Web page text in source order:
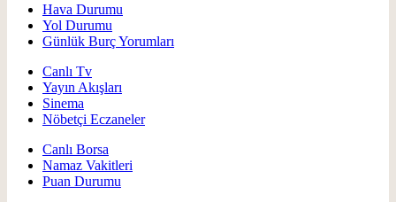
Hava Durumu
Yol Durumu
Günlük Burç Yorumları
Canlı Tv
Yayın Akışları
Sinema
Nöbetçi Eczaneler
Canlı Borsa
Namaz Vakitleri
Puan Durumu